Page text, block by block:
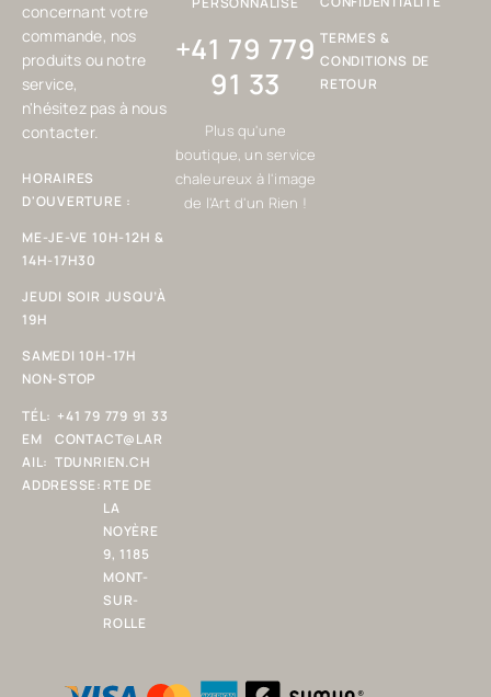
concernant votre
commande, nos
produits ou notre
service,
n'hésitez pas à nous
contacter.
HORAIRES
D'OUVERTURE :
ME-JE-VE 10H-12H &
14H-17H30
JEUDI SOIR JUSQU’À
19H
SAMEDI 10H-17H
NON-STOP
TÉL: +41 79 779 91 33
EM
AIL:
CONTACT@LAR
TDUNRIEN.CH
ADDRESSE: RTE DE
LA
NOYÈRE
9, 1185
MONT-
SUR-
ROLLE
+41 79 779
91 33
Plus qu'une
boutique, un service
chaleureux à l'image
de l'Art d'un Rien !
TERMES &
CONDITIONS DE
RETOUR